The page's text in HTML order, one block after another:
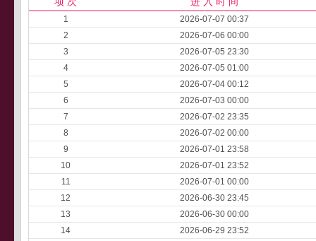
1
2026-07-07 00:37
2
2026-07-06 00:00
3
2026-07-05 23:30
4
2026-07-05 01:00
5
2026-07-04 00:12
6
2026-07-03 00:00
7
2026-07-02 23:35
8
2026-07-02 00:00
9
2026-07-01 23:58
10
2026-07-01 23:52
11
2026-07-01 00:00
12
2026-06-30 23:45
13
2026-06-30 00:00
14
2026-06-29 23:52